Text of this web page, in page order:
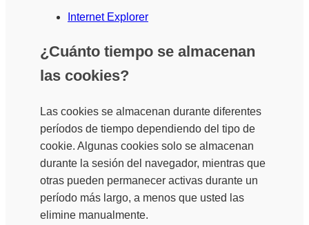
Internet Explorer
¿Cuánto tiempo se almacenan
las cookies?
Las cookies se almacenan durante diferentes
períodos de tiempo dependiendo del tipo de
cookie. Algunas cookies solo se almacenan
durante la sesión del navegador, mientras que
otras pueden permanecer activas durante un
período más largo, a menos que usted las
elimine manualmente.